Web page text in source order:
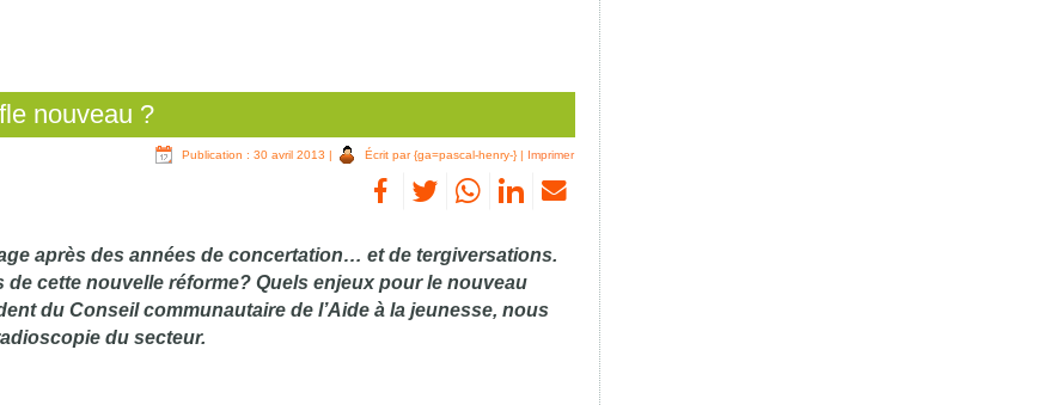
nouveau ?
Publication : 30 avril 2013 | Écrit par {ga=pascal-henry-} | Imprimer
après des années de concertation… et de tergiversations.
cette nouvelle réforme? Quels enjeux pour le nouveau
du Conseil communautaire de l’Aide à la jeunesse, nous
du secteur.